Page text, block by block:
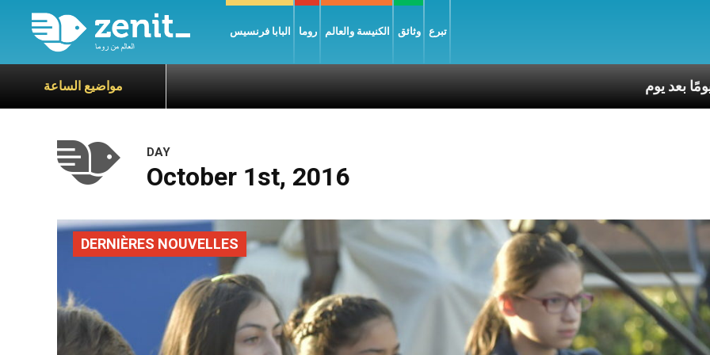
البابا فرنسيس روما الكنيسة والعالم وثائق تبرع
مواضيع الساعة
DAY
October 1st, 2016
DERNIÈRES NOUVELLES